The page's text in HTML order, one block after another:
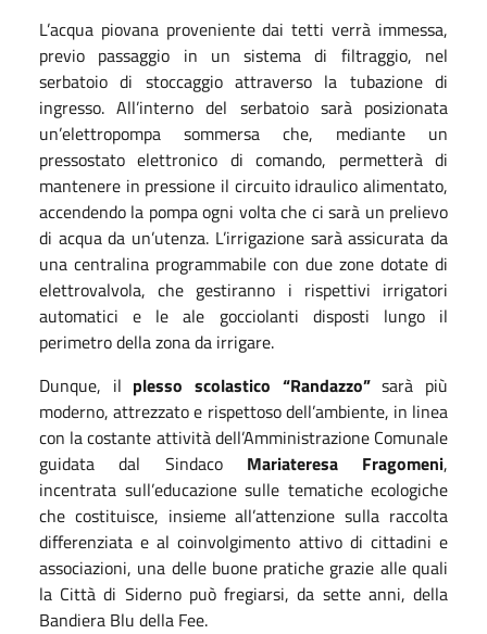
L’acqua piovana proveniente dai tetti verrà immessa,
previo passaggio in un sistema di filtraggio, nel
serbatoio di stoccaggio attraverso la tubazione di
ingresso. All’interno del serbatoio sarà posizionata
un’elettropompa sommersa che, mediante un
pressostato elettronico di comando, permetterà di
mantenere in pressione il circuito idraulico alimentato,
accendendo la pompa ogni volta che ci sarà un prelievo
di acqua da un’utenza. L’irrigazione sarà assicurata da
una centralina programmabile con due zone dotate di
elettrovalvola, che gestiranno i rispettivi irrigatori
automatici e le ale gocciolanti disposti lungo il
perimetro della zona da irrigare.
Dunque, il plesso scolastico “Randazzo”sarà più
moderno, attrezzato e rispettoso dell’ambiente, in linea
con la costante attività dell’Amministrazione Comunale
guidata dal Sindaco Mariateresa Fragomeni,
incentrata sull’educazione sulle tematiche ecologiche
che costituisce, insieme all’attenzione sulla raccolta
differenziata e al coinvolgimento attivo di cittadini e
associazioni, una delle buone pratiche grazie alle quali
la Città di Siderno può fregiarsi, da sette anni, della
Bandiera Blu della Fee.